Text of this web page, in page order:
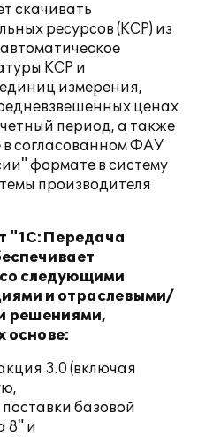
скачивать
ресурсов (КСР) из
КСР и
измерения,
ценах
период, а также
согласованном ФАУ
формате в систему
производителя
"1С:Передача
следующими
и отраслевыми/
решениями,
основе:
3.0 (включая
базовой
8" и